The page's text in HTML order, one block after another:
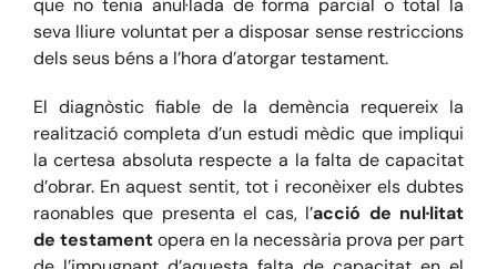
que no tenia anul·lada de forma parcial o total la
seva lliure voluntat per a disposar sense restriccions
dels seus béns a l’hora d’atorgar testament.
El diagnòstic fiable de la demència requereix la
realització completa d’un estudi mèdic que impliqui
la certesa absoluta respecte a la falta de capacitat
d’obrar. En aquest sentit, tot i reconèixer els dubtes
raonables que presenta el cas, l’acció de nul·litat
de testamentopera en la necessària prova per part